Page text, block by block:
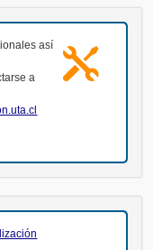
así
a